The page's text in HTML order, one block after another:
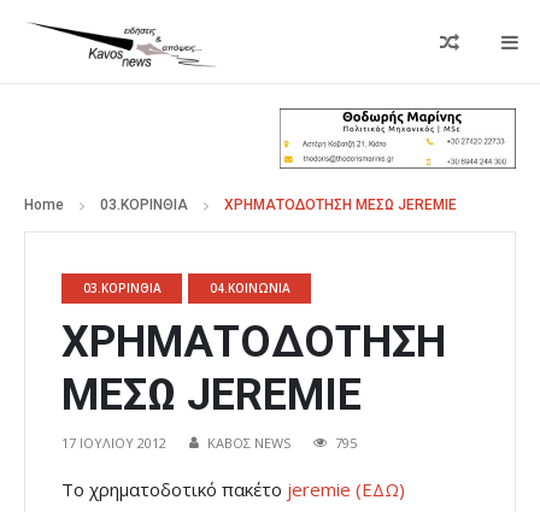
Home 03.ΚΟΡΙΝΘΙΑ ΧΡΗΜΑΤΟΔΟΤΗΣΗ ΜΕΣΩ JEREMIE
03.ΚΟΡΙΝΘΙΑ 04.ΚΟΙΝΩΝΙΑ
ΧΡΗΜΑΤΟΔΟΤΗΣΗ
ΜΕΣΩ JEREMIE
17 ΙΟΥΛΊΟΥ 2012 ΚΑΒΟΣ NEWS 795
Το χρηματοδοτικό πακέτο jeremie (ΕΔΩ)